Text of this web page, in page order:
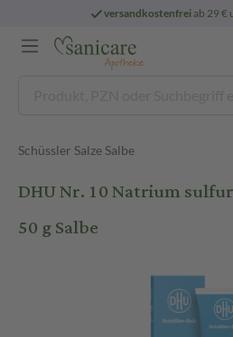
versandkostenfreiab 29 €
Schüssler Salze Salbe
DHU Nr. 10 Natrium
50 g Salbe